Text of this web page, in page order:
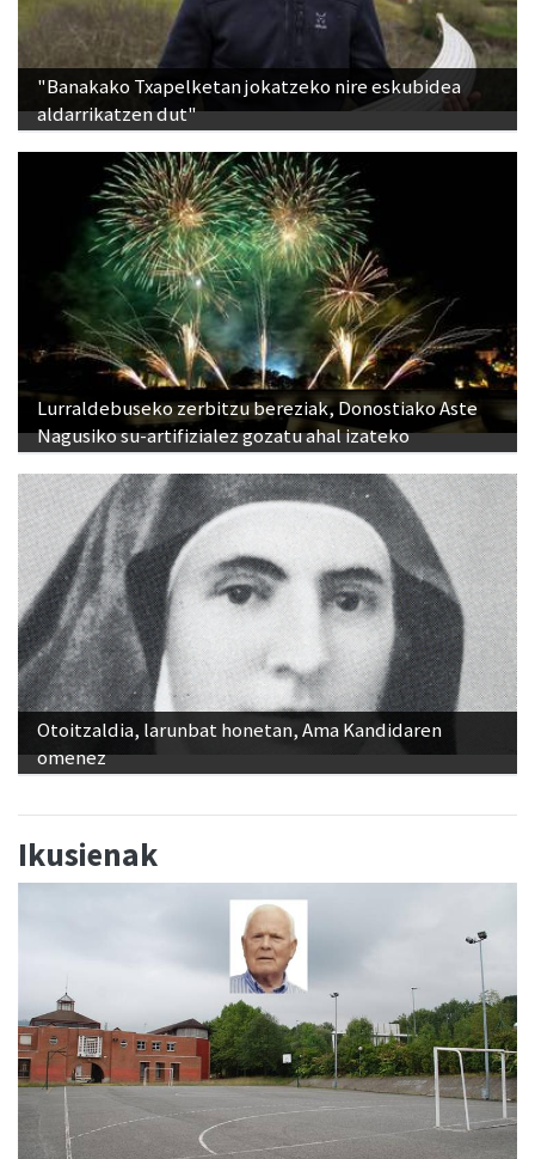
"Banakako Txapelketan jokatzeko nire eskubidea
aldarrikatzen dut"
Lurraldebuseko zerbitzu bereziak, Donostiako Aste
Nagusiko su-artifizialez gozatu ahal izateko
Otoitzaldia, larunbat honetan, Ama Kandidaren
omenez
Ikusienak